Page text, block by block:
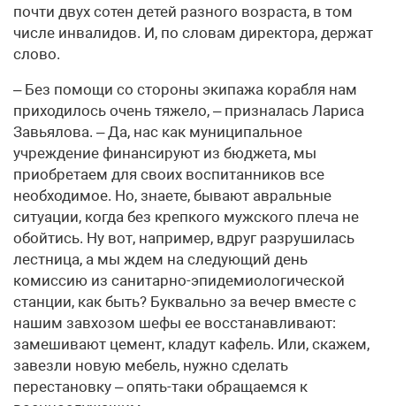
почти двух сотен детей разного возраста, в том
числе инвалидов. И, по словам директора, держат
слово.
– Без помощи со стороны экипажа корабля нам
приходилось очень тяжело, – призналась Лариса
Завьялова. – Да, нас как муниципальное
учреждение финансируют из бюджета, мы
приобретаем для своих воспитанников все
необходимое. Но, знаете, бывают авральные
ситуации, когда без крепкого мужского плеча не
обойтись. Ну вот, например, вдруг разрушилась
лестница, а мы ждем на следующий день
комиссию из санитарно-эпидемиологической
станции, как быть? Буквально за вечер вместе с
нашим завхозом шефы ее восстанавливают:
замешивают цемент, кладут кафель. Или, скажем,
завезли новую мебель, нужно сделать
перестановку – опять-таки обращаемся к